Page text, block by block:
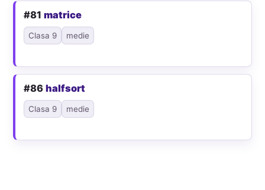
#81matrice
Clasa 9 medie
#86halfsort
Clasa 9 medie